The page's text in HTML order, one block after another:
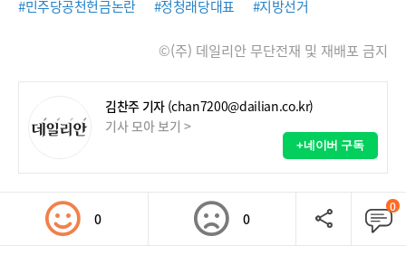
#민주당공천헌금논란
#정청래당대표 #지방선거
©(주) 데일리안 무단전재 및 재배포 금지
김찬주 기자 (chan7200@dailian.co.kr)
기사 모아 보기 >
+네이버 구독
0 0
0